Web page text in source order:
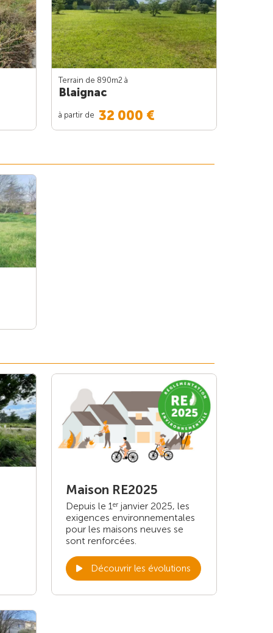
Terrain de 890m2 à
Blaignac
à partir de 32 000 €
Maison RE2025
Depuis le 1 er janvier 2025, les
exigences environnementales
pour les maisons neuves se
sont renforcées.
Découvrir les évolutions